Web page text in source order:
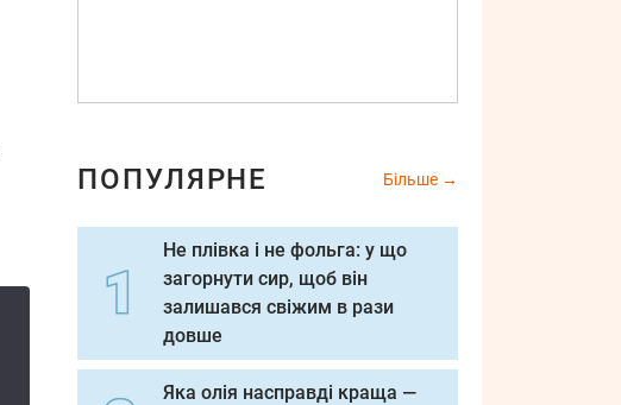
ПОПУЛЯРНЕ Більше
Не плівка і не фольга: у що
загорнути сир, щоб він
залишався свіжим в рази
довше
Яка олія насправді краща —